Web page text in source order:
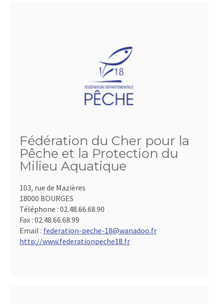
Fédération du Cher pour la
Pêche et la Protection du
Milieu Aquatique
103, rue de Mazières
18000 BOURGES
Téléphone : 02.48.66.68.90
Fax : 02.48.66.68.99
Email : federation-peche-18@wanadoo.fr
http://www.federationpeche18.fr